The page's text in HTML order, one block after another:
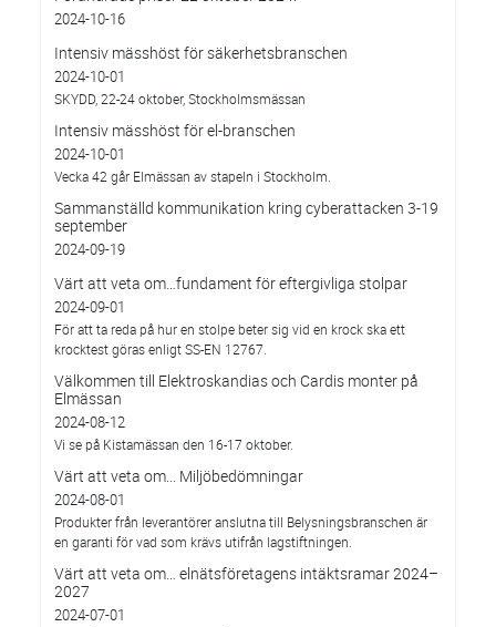
2024-10-16
Intensiv mässhöst för säkerhetsbranschen
2024-10-01
SKYDD, 22-24 oktober, Stockholmsmässan
Intensiv mässhöst för el-branschen
2024-10-01
Vecka 42 går Elmässan av stapeln i Stockholm.
Sammanställd kommunikation kring cyberattacken 3-19
september
2024-09-19
Värt att veta om…fundament för eftergivliga stolpar
2024-09-01
För att ta reda på hur en stolpe beter sig vid en krock ska ett
krocktest göras enligt SS-EN 12767.
Välkommen till Elektroskandias och Cardis monter på
Elmässan
2024-08-12
Vi se på Kistamässan den 16-17 oktober.
Värt att veta om... Miljöbedömningar
2024-08-01
Produkter från leverantörer anslutna till Belysningsbranschen är
en garanti för vad som krävs utifrån lagstiftningen.
Värt att veta om… elnätsföretagens intäktsramar 2024–
2027
2024-07-01